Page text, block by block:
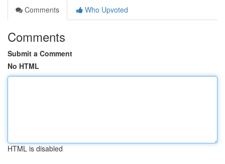
Comments
Who Upvoted
Comments
Submit a Comment
No HTML
HTML is disabled